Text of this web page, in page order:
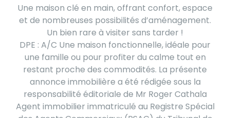
Une maison clé en main, offrant confort, espace
et de nombreuses possibilités d’aménagement.
Un bien rare à visiter sans tarder !
DPE : A/C Une maison fonctionnelle, idéale pour
une famille ou pour profiter du calme tout en
restant proche des commodités. La présente
annonce immobilière a été rédigée sous la
responsabilité éditoriale de Mr Roger Cathala
Agent immobilier immatriculé au Registre Spécial